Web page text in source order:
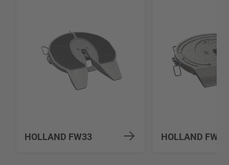
HOLLAND FW33 HOLLAND FW70